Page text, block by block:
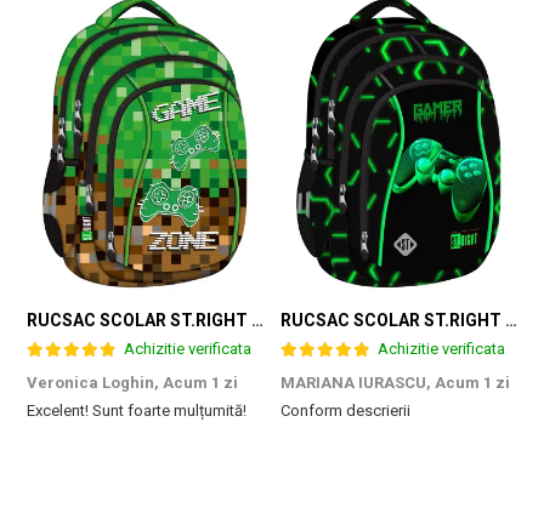
RUCSAC SCOLAR ST.RIGHT 4 COMPARTIMENTE BP-04 GAME ZONE 698187
Achizitie verificata
Veronica Loghin, Acum 1 zi
Excelent! Sunt foarte mulțumită!
RUCSAC SCOLAR ST.RIGHT 4 COMPARTIMENTE BP-04 GREEN LEVEL 301339
Achizitie verificata
MARIANA IURASCU, Acum 1 zi
Conform descrierii